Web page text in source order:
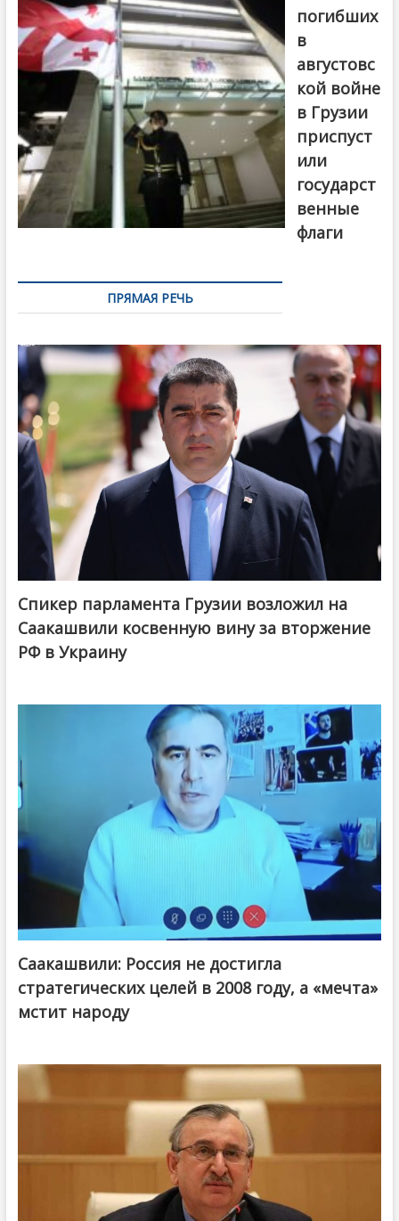
погибших
в
августовс
кой войне
в Грузии
приспуст
или
государст
венные
флаги
ПРЯМАЯ РЕЧЬ
Спикер парламента Грузии возложил на
Саакашвили косвенную вину за вторжение
РФ в Украину
Саакашвили: Россия не достигла
стратегических целей в 2008 году, а «мечта»
мстит народу